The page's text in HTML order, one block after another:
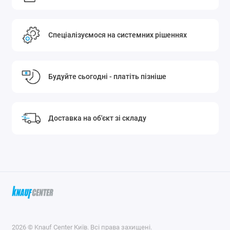
Спеціалізуємося на системних рішеннях
Будуйте сьогодні - платіть пізніше
Доставка на об'єкт зі складу
2026 © Knauf Center Київ. Всі права захищені.